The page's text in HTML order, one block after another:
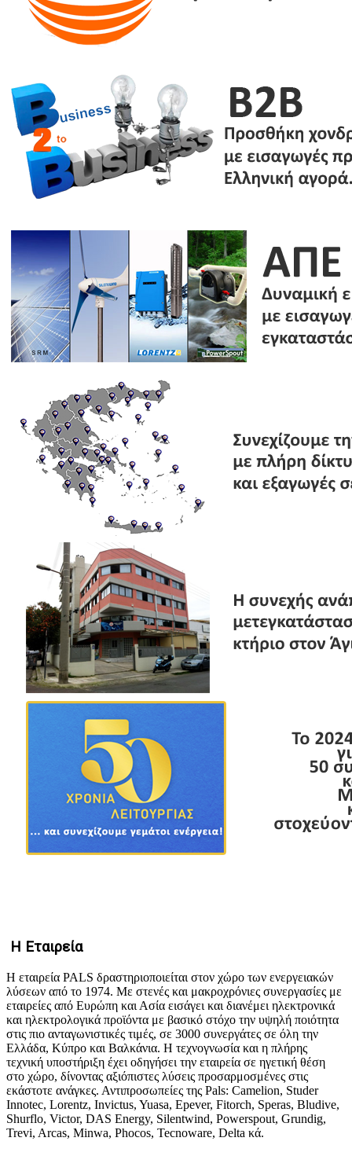
Η Εταιρεία
Η εταιρεία PALS δραστηριοποιείται στον χώρο των ενεργειακών
λύσεων από το 1974. Με στενές και μακροχρόνιες συνεργασίες με
εταιρείες από Ευρώπη και Ασία εισάγει και διανέμει ηλεκτρονικά
και ηλεκτρολογικά προϊόντα με βασικό στόχο την υψηλή ποιότητα
στις πιο ανταγωνιστικές τιμές, σε 3000 συνεργάτες σε όλη την
Ελλάδα, Κύπρο και Βαλκάνια. Η τεχνογνωσία και η πλήρης
τεχνική υποστήριξη έχει οδηγήσει την εταιρεία σε ηγετική θέση
στο χώρο, δίνοντας αξιόπιστες λύσεις προσαρμοσμένες στις
εκάστοτε ανάγκες. Αντιπροσωπείες της Pals: Camelion, Studer
Innotec, Lorentz, Invictus, Yuasa, Epever, Fitorch, Speras, Bludive,
Shurflo, Victor, DAS Energy, Silentwind, Powerspout, Grundig,
Trevi, Arcas, Μinwa, Phocos, Tecnoware, Delta κά.